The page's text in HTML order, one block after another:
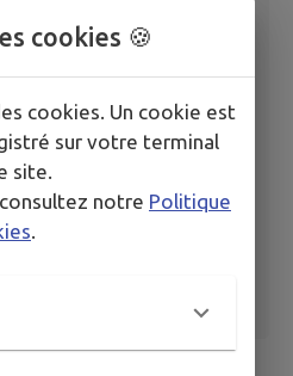
Jonathan 816
cookies 🍪
cookies. Un cookie est
sur votre terminal
site.
notre Politique
.